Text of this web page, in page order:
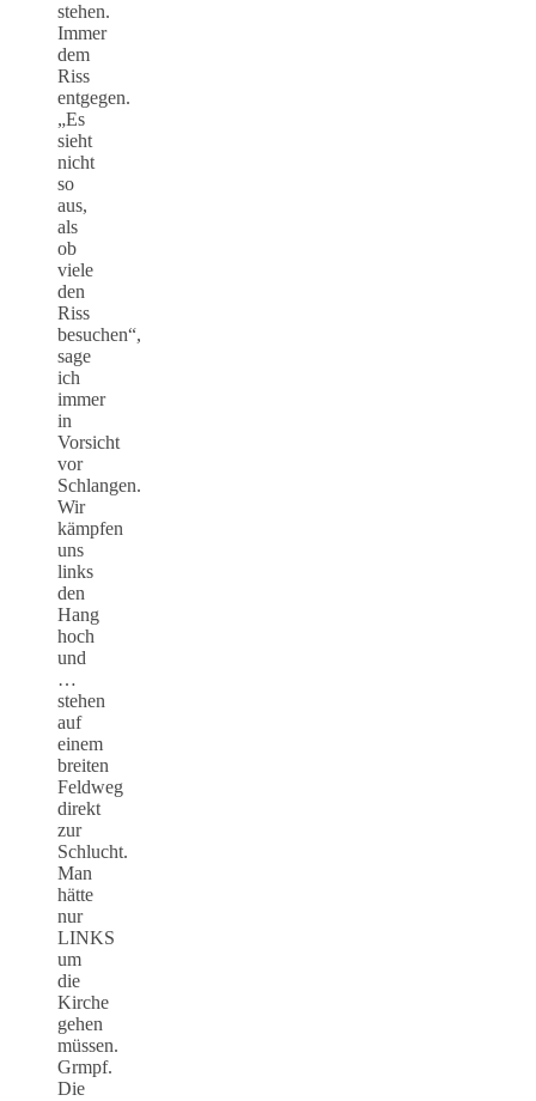
stehen.
Immer
dem
Riss
entgegen.
„Es
sieht
nicht
so
aus,
als
ob
viele
den
Riss
besuchen“,
sage
ich
immer
in
Vorsicht
vor
Schlangen.
Wir
kämpfen
uns
links
den
Hang
hoch
und
…
stehen
auf
einem
breiten
Feldweg
direkt
zur
Schlucht.
Man
hätte
nur
LINKS
um
die
Kirche
gehen
müssen.
Grmpf.
Die